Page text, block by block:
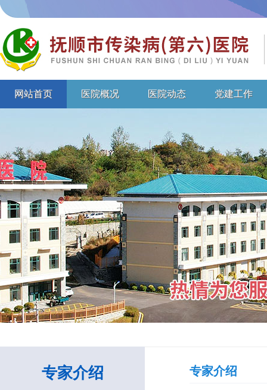
网站首页 医院概况 医院动态 党建工作
专家介绍 专家介绍